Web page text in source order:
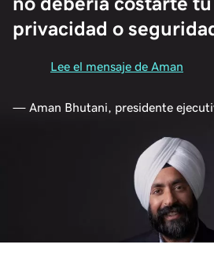
privacidad o
Lee el mensaje de Aman
— Aman Bhutani, presidente